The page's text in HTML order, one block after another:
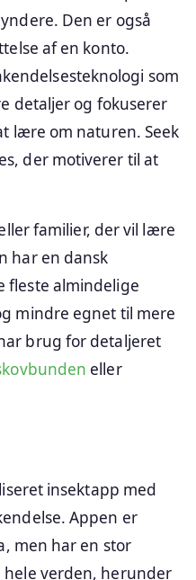
Den er også
af en konto.
som
detaljer og fokuserer
lære om naturen. Seek
der motiverer til at
familier, der vil lære
har en dansk
almindelige
mindre egnet til mere
brug for detaljeret
eller
insektapp med
Appen er
men har en stor
hele verden, herunder